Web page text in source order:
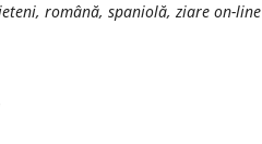
română, spaniolă, ziare on-line